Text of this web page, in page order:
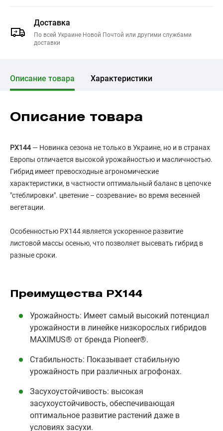
Доставка
По всей Украине Новой Почтой или другими службами
доставки
Описание товара Характеристики
Описание товара
PX144 — Новинка сезона не только в Украине, но и в странах
Европы отличается высокой урожайностью и масличностью.
Гибрид имеет превосходные агрономические
характеристики, в частности оптимальный баланс в цепочке
"стеблировки". цветение – созревание» во время весенней
вегетации.
Особенностью PX144 является ускоренное развитие
листовой массы осенью, что позволяет высевать гибрид в
разные сроки.
Преимущества PX144
Урожайность: Имеет самый высокий потенциал
урожайности в линейке низкорослых гибридов
MAXIMUS® от бренда Pioneer®.
Стабильность: Показывает стабильную
урожайность при различных агрофонах.
Засухоустойчивость: высокая
засухоустойчивость, обеспечивающая
оптимальное развитие растений даже в
условиях засухи.